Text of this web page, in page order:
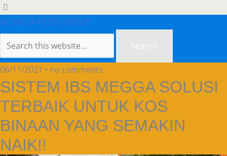
AZ MEGA PLUS GROUP
06/11/2021 • no comments
SISTEM IBS MEGGA SOLUSI
TERBAIK UNTUK KOS
BINAAN YANG SEMAKIN
NAIK!!